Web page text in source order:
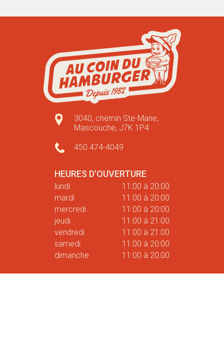
3040, chemin Ste-Marie,
Mascouche, J7K 1P4
450 474-4049
HEURES D'OUVERTURE
lundi
11:00 à 20:00
mardi
11:00 à 20:00
mercredi
11:00 à 20:00
jeudi
11:00 à 21:00
vendredi
11:00 à 21:00
samedi
11:00 à 20:00
dimanche
11:00 à 20:00